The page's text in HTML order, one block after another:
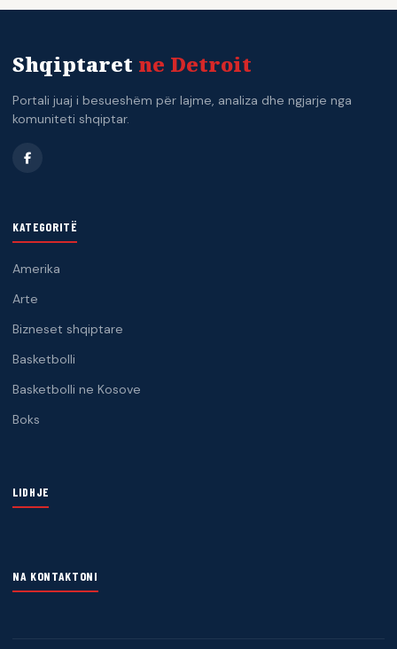
Shqiptaret ne Detroit
Portali juaj i besueshëm për lajme, analiza dhe ngjarje nga
komuniteti shqiptar.
KATEGORITË
Amerika
Arte
Bizneset shqiptare
Basketbolli
Basketbolli ne Kosove
Boks
LIDHJE
NA KONTAKTONI